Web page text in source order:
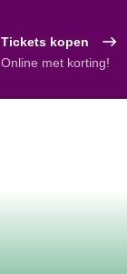
Tickets kopen
Online met korting!